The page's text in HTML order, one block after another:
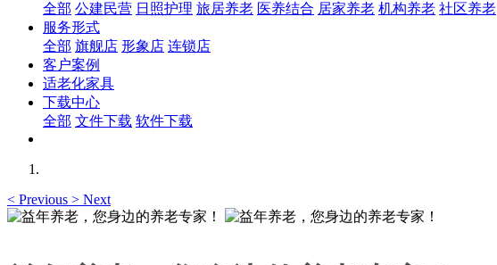
全部 公建民营 日照护理 旅居养老 医养结合 居家养老 机构养老 社区养老
服务形式
全部 旗舰店 形象店 连锁店
客户案例
适老化家具
下载中心
全部 文件下载 软件下载
< Previous > Next